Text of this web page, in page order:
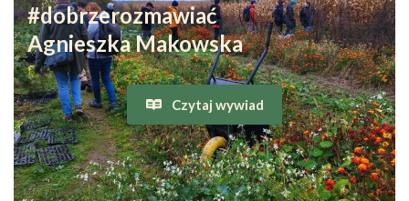
#dobrzerozmawiać
Agnieszka Makowska
Czytaj wywiad